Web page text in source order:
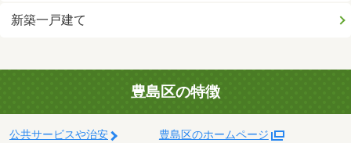
新築一戸建て
豊島区の特徴
公共サービスや治安 豊島区のホームページ